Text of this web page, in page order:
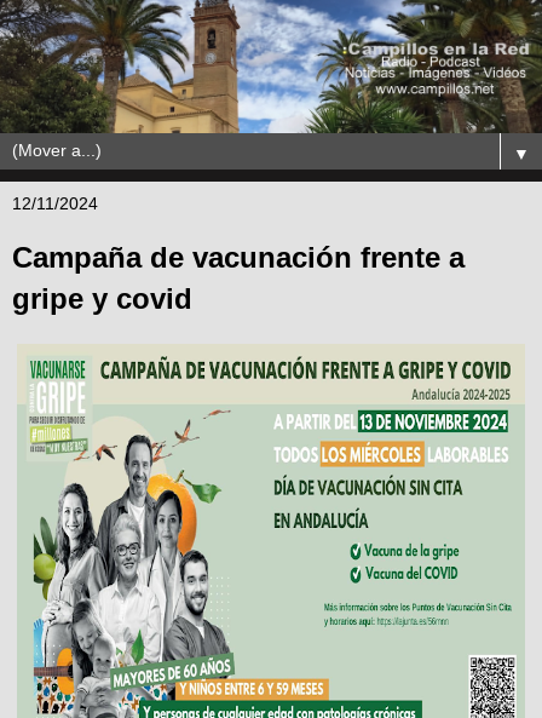
▼
12/11/2024
Campaña de vacunación frente a
gripe y covid